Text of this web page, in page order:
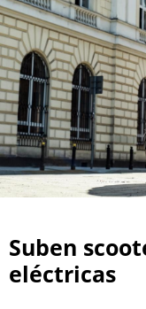
Suben
eléctricas